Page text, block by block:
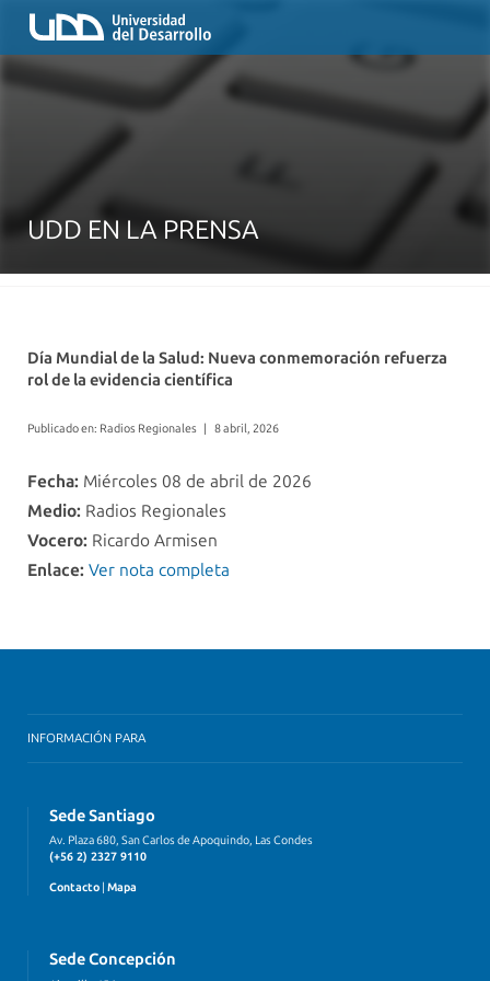
UDD EN LA PRENSA
Día Mundial de la Salud: Nueva conmemoración refuerza
rol de la evidencia científica
Publicado en: Radios Regionales | 8 abril, 2026
Fecha: Miércoles 08 de abril de 2026
Medio: Radios Regionales
Vocero: Ricardo Armisen
Enlace: Ver nota completa
INFORMACIÓN PARA
Sede Santiago
Av. Plaza 680, San Carlos de Apoquindo, Las Condes
(+56 2) 2327 9110
Contacto Mapa
Sede Concepción